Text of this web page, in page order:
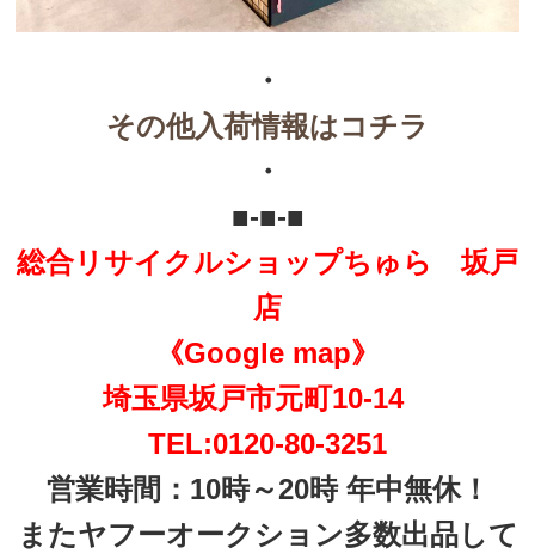
・
その他入荷情報はコチラ
・
■-■-■
総合リサイクルショップちゅら 坂戸
店
《Google map》
埼玉県坂戸市元町10-14
TEL:0120-80-3251
営業時間：10時～20時 年中無休！
またヤフーオークション多数出品して